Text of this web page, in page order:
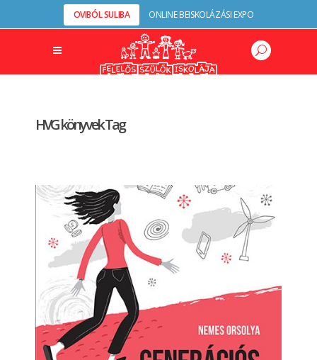
OVIBÓL SULIBA ONLINE BEISKOLÁZÁSI EXPO
HVG könyvek Tag